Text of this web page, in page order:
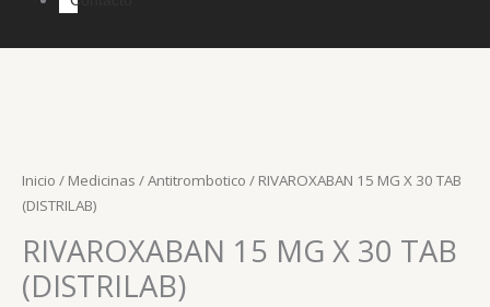
Inicio / Medicinas /Antitrombotico / RIVAROXABAN 15 MG X 30 TAB
(DISTRILAB)
RIVAROXABAN 15 MG X 30 TAB
(DISTRILAB)